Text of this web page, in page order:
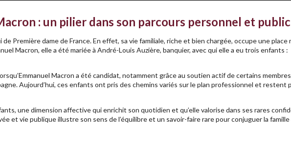
: un pilier dans son parcours personnel et public
Première dame de France. En effet, sa vie familiale, riche et bien chargée, occupe une place
Macron, elle a été mariée à André-Louis Auzière, banquier, avec qui elle a eu trois enfants :
Macron a été candidat, notamment grâce au soutien actif de certains
Aujourd’hui, ces enfants ont pris des chemins variés sur le plan professionnel et restent
une dimension affective qui enrichit son quotidien et qu’elle valorise dans ses rares
et vie publique illustre son sens de l’équilibre et un savoir-faire rare pour conjuguer la famille